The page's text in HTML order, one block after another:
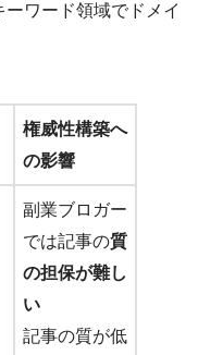
ワード領域でドメイ
権威性構築へ
の影響
副業ブロガー
では記事の質
の担保が難し
い
記事の質が低